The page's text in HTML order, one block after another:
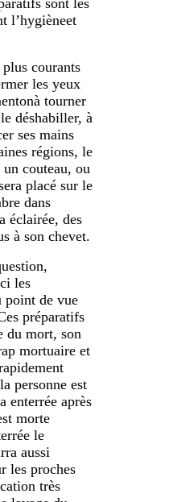
l’hygièneet
courants
les yeux
tourner
déshabiller, à
ses mains
régions, le
couteau, ou
placé sur le
dans
éclairée, des
à son chevet.
les
point de vue
préparatifs
du mort, son
mortuaire et
personne est
enterrée après
morte
le
aussi
les proches
très